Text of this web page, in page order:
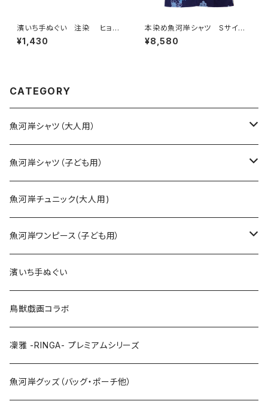
濱いち手ぬぐい 注染 ヒョウ
柄 ライトピンク×チェリーピン
ク 伝統染色技法 レオパード
¥1,430
本染め魚河岸シャツ Sサイ
ズ 認定証付き 木綿晒 やい
ちゃん柄 アースカラータイ
¥8,580
CATEGORY
魚河岸シャツ（大人用）
SSサイズ
Sサイズ
Mサイズ
Lサイズ
LLサイズ
特大3Lサイズ
魚河岸シャツ（子ども用）
90cm
100cm
110cm
120cm
130cm
上下セット
魚河岸チュニック(大人用)
魚河岸ワンピース（子ども用）
100cm
120cm
濱いち手ぬぐい
鳥獣戯画コラボ
凜雅 -RINGA- プレミアムシリーズ
魚河岸グッズ（バッグ・ポーチ他）